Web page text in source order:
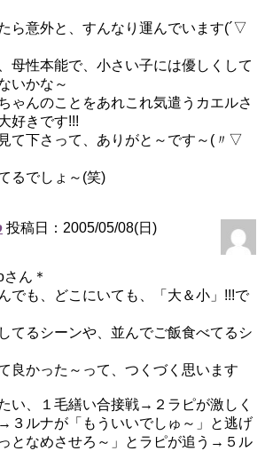
ら意外と、すんなり運んでいます(´▽
母性本能で、小さい子には優しくして
いかな～
ゃんのことをあれこれ気遣うカエルさ
好きです!!!
て下さって、ありがと～です～(〃▽
るでしょ～(笑)
投稿日：2005/05/08(日)
ん＊
でも、どこにいても、「大＆小」!!!で
てるシーンや、並んでご飯食べてるシ
良かった～って、つくづく思います
い、１毛繕い合接戦→２ラピが激しく
３ルナが「もういいでしゅ～」と逃げ
となめさせろ～」とラピが追う→５ル